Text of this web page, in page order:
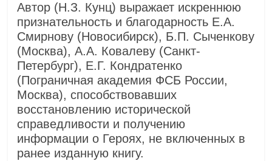
Автор (Н.З. Кунц) выражает искреннюю
признательность и благодарность Е.А.
Смирнову (Новосибирск), Б.П. Сыченкову
(Москва), А.А. Ковалеву (Санкт-
Петербург), Е.Г. Кондратенко
(Пограничная академия ФСБ России,
Москва), способствовавших
восстановлению исторической
справедливости и получению
информации о Героях, не включенных в
ранее изданную книгу.